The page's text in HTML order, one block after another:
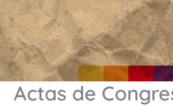
Actas de